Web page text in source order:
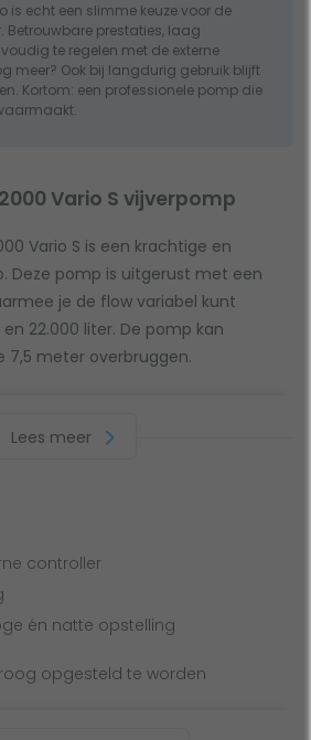
is echt een slimme keuze voor de
Betrouwbare prestaties, laag
te regelen met de externe
meer? Ook bij langdurig gebruik blijft
Kortom: een professionele pomp die
Vario S vijverpomp
Vario S is een krachtige en
Deze pomp is uitgerust met een
je de flow variabel kunt
22.000 liter. De pomp kan
7,5 meter overbruggen.
kiezen de werking te pauzeren.
je eenvoudig besparen op je
precies de pompcapaciteit die je
Lees meer
controller
én natte opstelling
opgesteld te worden